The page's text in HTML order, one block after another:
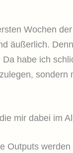
Wochen
äußerlich.
habe ich
mir dabei im